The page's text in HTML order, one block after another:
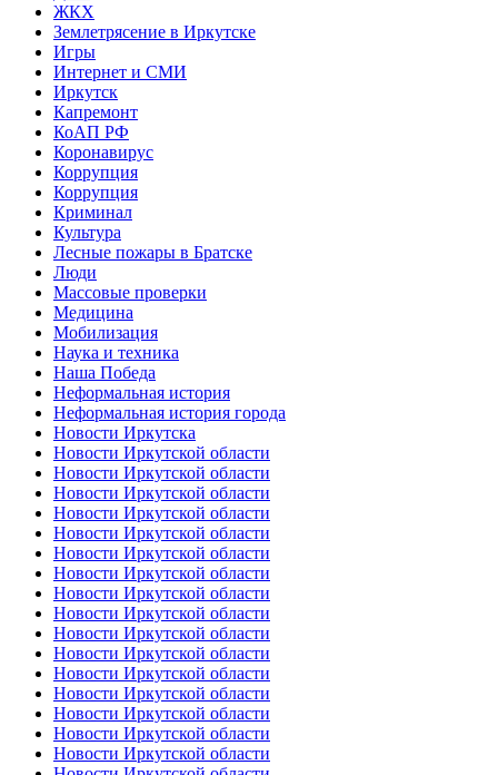
ЖКХ
Землетрясение в Иркутске
Игры
Интернет и СМИ
Иркутск
Капремонт
КоАП РФ
Коронавирус
Коррупция
Коррупция
Криминал
Культура
Лесные пожары в Братске
Люди
Массовые проверки
Медицина
Мобилизация
Наука и техника
Наша Победа
Неформальная история
Неформальная история города
Новости Иркутска
Новости Иркутской области
Новости Иркутской области
Новости Иркутской области
Новости Иркутской области
Новости Иркутской области
Новости Иркутской области
Новости Иркутской области
Новости Иркутской области
Новости Иркутской области
Новости Иркутской области
Новости Иркутской области
Новости Иркутской области
Новости Иркутской области
Новости Иркутской области
Новости Иркутской области
Новости Иркутской области